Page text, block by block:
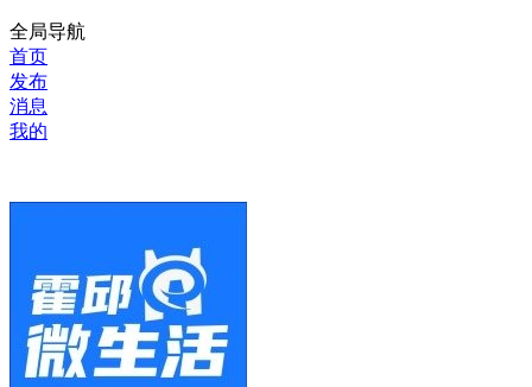
全局导航
首页
发布
消息
我的